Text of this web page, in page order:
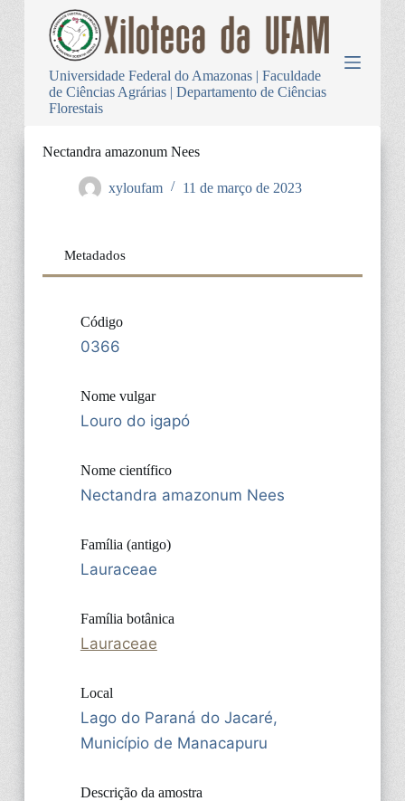
Universidade Federal do Amazonas | Faculdade
de Ciências Agrárias | Departamento de Ciências
Florestais
Nectandra amazonum Nees
xyloufam 11 de março de 2023
Metadados
Código
0366
Nome vulgar
Louro do igapó
Nome científico
Nectandra amazonum Nees
Família (antigo)
Lauraceae
Família botânica
Lauraceae
Local
Lago do Paraná do Jacaré,
Município de Manacapuru
Descrição da amostra